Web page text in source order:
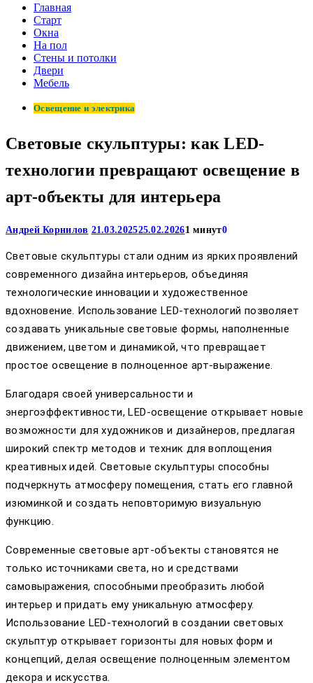
Главная
Старт
Окна
На пол
Стены и потолки
Двери
Мебель
Освещение и электрика
Световые скульптуры: как LED-
технологии превращают освещение в
арт-объекты для интерьера
Андрей Корнилов 21.03.202525.02.20261 минут0
Световые скульптуры стали одним из ярких проявлений
современного дизайна интерьеров, объединяя
технологические инновации и художественное
вдохновение. Использование LED-технологий позволяет
создавать уникальные световые формы, наполненные
движением, цветом и динамикой, что превращает
простое освещение в полноценное арт-выражение.
Благодаря своей универсальности и
энергоэффективности, LED-освещение открывает новые
возможности для художников и дизайнеров, предлагая
широкий спектр методов и техник для воплощения
креативных идей. Световые скульптуры способны
подчеркнуть атмосферу помещения, стать его главной
изюминкой и создать неповторимую визуальную
функцию.
Современные световые арт-объекты становятся не
только источниками света, но и средствами
самовыражения, способными преобразить любой
интерьер и придать ему уникальную атмосферу.
Использование LED-технологий в создании световых
скульптур открывает горизонты для новых форм и
концепций, делая освещение полноценным элементом
декора и искусства.